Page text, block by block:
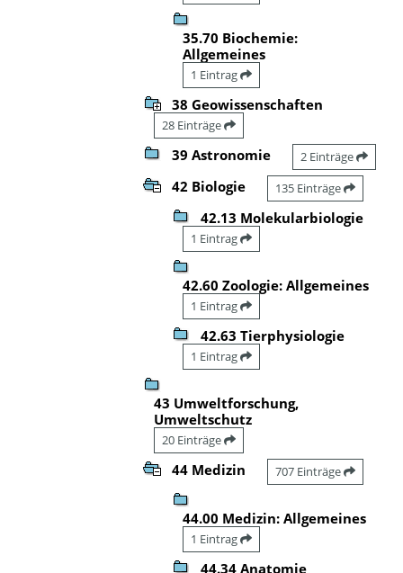
35.70 Biochemie:
Allgemeines
1 Eintrag
38 Geowissenschaften
28 Einträge
39 Astronomie 2 Einträge
42 Biologie 135 Einträge
42.13 Molekularbiologie
1 Eintrag
42.60 Zoologie: Allgemeines
1 Eintrag
42.63 Tierphysiologie
1 Eintrag
43 Umweltforschung,
Umweltschutz
20 Einträge
44 Medizin 707 Einträge
44.00 Medizin: Allgemeines
1 Eintrag
44.34 Anatomie